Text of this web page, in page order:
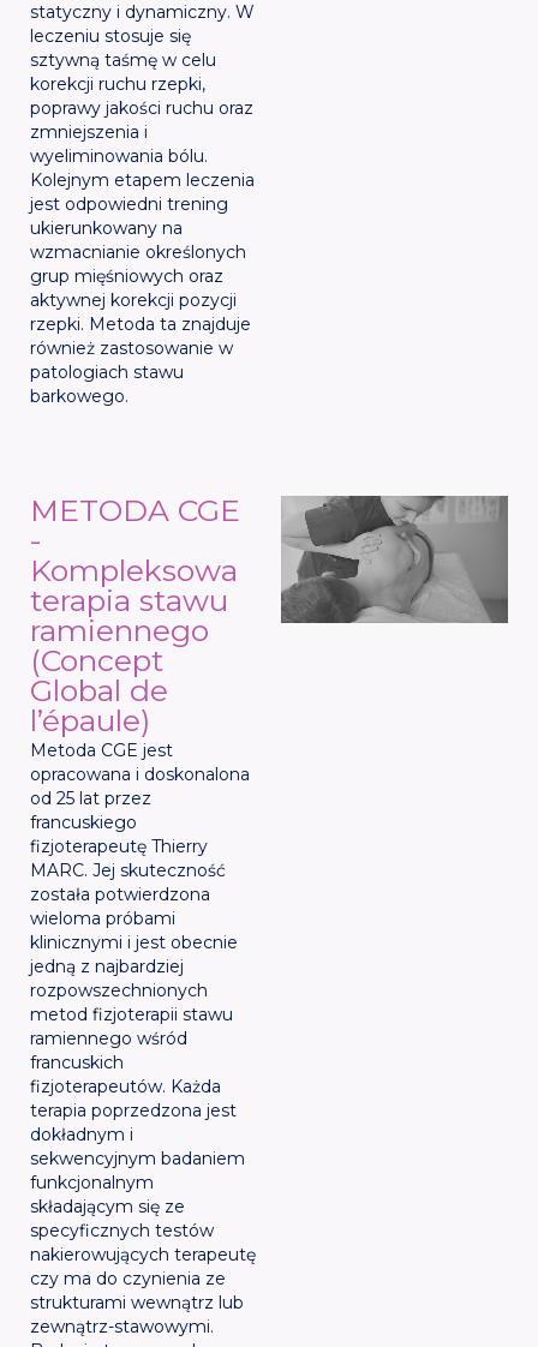
statyczny i dynamiczny. W
leczeniu stosuje się
sztywną taśmę w celu
korekcji ruchu rzepki,
poprawy jakości ruchu oraz
zmniejszenia i
wyeliminowania bólu.
Kolejnym etapem leczenia
jest odpowiedni trening
ukierunkowany na
wzmacnianie określonych
grup mięśniowych oraz
aktywnej korekcji pozycji
rzepki. Metoda ta znajduje
również zastosowanie w
patologiach stawu
barkowego.
METODA CGE
-
Kompleksowa
terapia stawu
ramiennego
(Concept
Global de
l’épaule)
Metoda CGE jest
opracowana i doskonalona
od 25 lat przez
francuskiego
fizjoterapeutę Thierry
MARC. Jej skuteczność
została potwierdzona
wieloma próbami
klinicznymi i jest obecnie
jedną z najbardziej
rozpowszechnionych
metod fizjoterapii stawu
ramiennego wśród
francuskich
fizjoterapeutów. Każda
terapia poprzedzona jest
dokładnym i
sekwencyjnym badaniem
funkcjonalnym
składającym się ze
specyficznych testów
nakierowujących terapeutę
czy ma do czynienia ze
strukturami wewnątrz lub
zewnątrz-stawowymi.